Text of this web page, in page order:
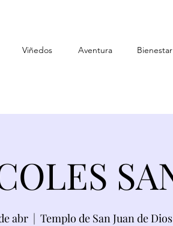
Viñedos Aventura Bienestar
abr
  |
Templo de San Juan de Dios